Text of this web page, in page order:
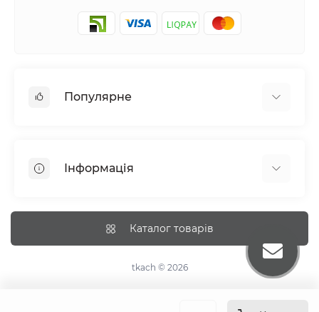
Популярне
Простирадла на резинці
Інформація
Доставка
Каталог товарів
tkach © 2026